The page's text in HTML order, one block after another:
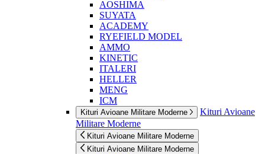
AOSHIMA
SUYATA
ACADEMY
RYEFIELD MODEL
AMMO
KINETIC
ITALERI
HELLER
MENG
ICM
Kituri Avioane Militare Moderne
Kituri Avioane
Militare Moderne
Kituri Avioane Militare Moderne
Kituri Avioane Militare Moderne